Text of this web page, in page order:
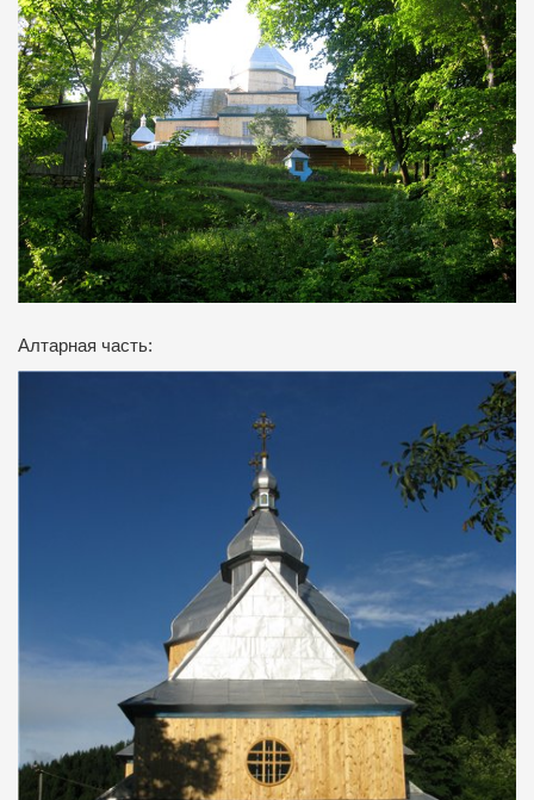
Алтарная часть: